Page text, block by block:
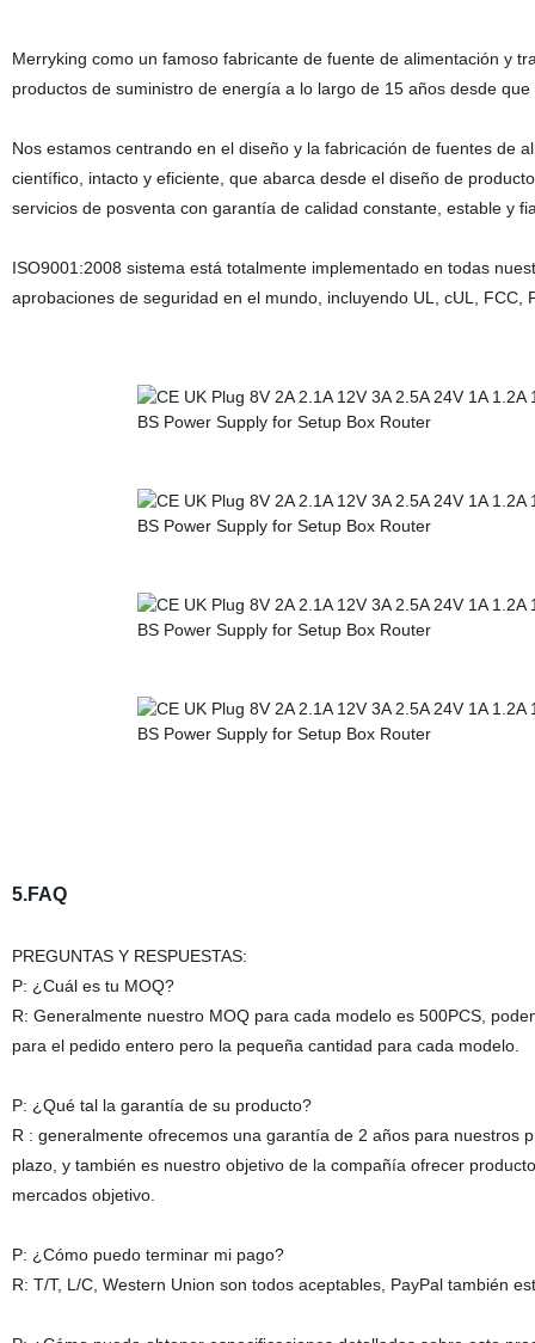
Merryking como un famoso fabricante de fuente de alimentación y
productos de suministro de energía a lo largo de 15 años desde
Nos estamos centrando en el diseño y la fabricación de fuentes de
científico, intacto y eficiente, que abarca desde el diseño de
servicios de posventa con garantía de calidad constante, estable y
ISO9001:2008 sistema está totalmente implementado en todas
aprobaciones de seguridad en el mundo, incluyendo UL, cUL, FCC,
5.FAQ
PREGUNTAS Y RESPUESTAS:
P: ¿Cuál es tu MOQ?
R: Generalmente nuestro MOQ para cada modelo es 500PCS,
para el pedido entero pero la pequeña cantidad para cada modelo.
P: ¿Qué tal la garantía de su producto?
R : generalmente ofrecemos una garantía de 2 años para nuestros
plazo, y también es nuestro objetivo de la compañía ofrecer
mercados objetivo.
P: ¿Cómo puedo terminar mi pago?
R: T/T, L/C, Western Union son todos aceptables, PayPal también